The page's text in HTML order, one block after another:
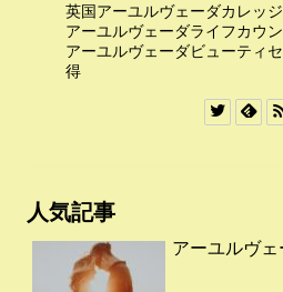
英国アーユルヴェーダカレッ
アーユルヴェーダライフカウ
アーユルヴェーダビューティ
得
人気記事
アーユルヴ